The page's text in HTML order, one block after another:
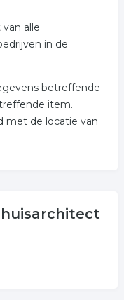
alle
in de
betreffende
item.
met de locatie van